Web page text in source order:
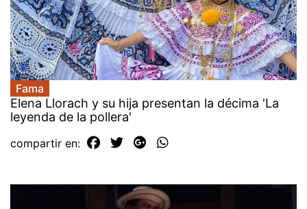
Fama
Elena Llorach y su hija presentan la décima 'La
leyenda de la pollera'
compartir en: